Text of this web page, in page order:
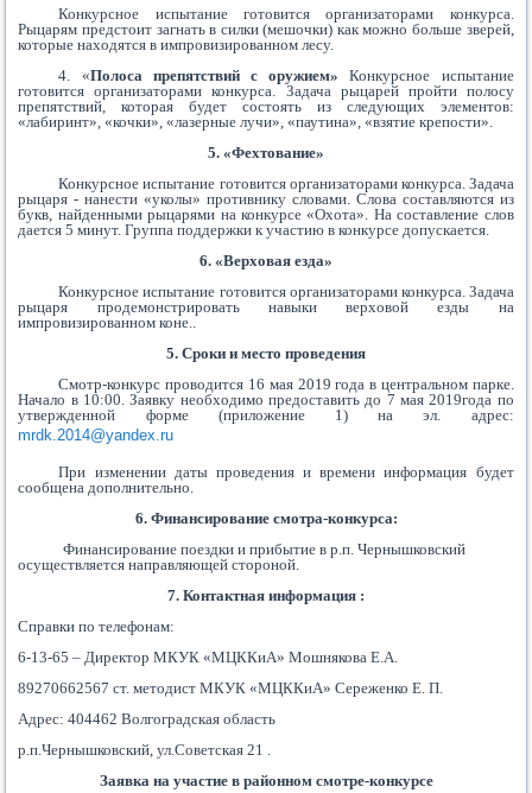
Конкурсное испытание готовится организаторами конкурса.
Рыцарям предстоит загнать в силки (мешочки) как можно больше зверей,
которые находятся в импровизированном лесу.
4. «Полоса препятствий с оружием» Конкурсное испытание
готовится организаторами конкурса. Задача рыцарей пройти полосу
препятствий, которая будет состоять из следующих элементов:
«лабиринт», «кочки», «лазерные лучи», «паутина», «взятие крепости».
5. «Фехтование»
Конкурсное испытание готовится организаторами конкурса. Задача
рыцаря - нанести «уколы» противнику словами. Слова составляются из
букв, найденными рыцарями на конкурсе «Охота». На составление слов
дается 5 минут. Группа поддержки к участию в конкурсе допускается.
6. «Верховая езда»
Конкурсное испытание готовится организаторами конкурса. Задача
рыцаря продемонстрировать навыки верховой езды на
импровизированном коне..
5. Сроки и место проведения
Смотр-конкурс проводится 16 мая 2019 года в центральном парке.
Начало в 10:00. Заявку необходимо предоставить до 7 мая 2019года по
утвержденной форме (приложение 1) на эл. адрес:
mrdk.2014@yandex.ru
При изменении даты проведения и времени информация будет
сообщена дополнительно.
6. Финансирование смотра-конкурса:
Финансирование поездки и прибытие в р.п. Чернышковский
осуществляется направляющей стороной.
7. Контактная информация :
Справки по телефонам:
6-13-65 – Директор МКУК «МЦККиА» Мошнякова Е.А.
89270662567 ст. методист МКУК «МЦККиА» Сереженко Е. П.
Адрес: 404462 Волгоградская область
р.п.Чернышковский, ул.Советская 21 .
Заявка на участие в районном смотре-конкурсе